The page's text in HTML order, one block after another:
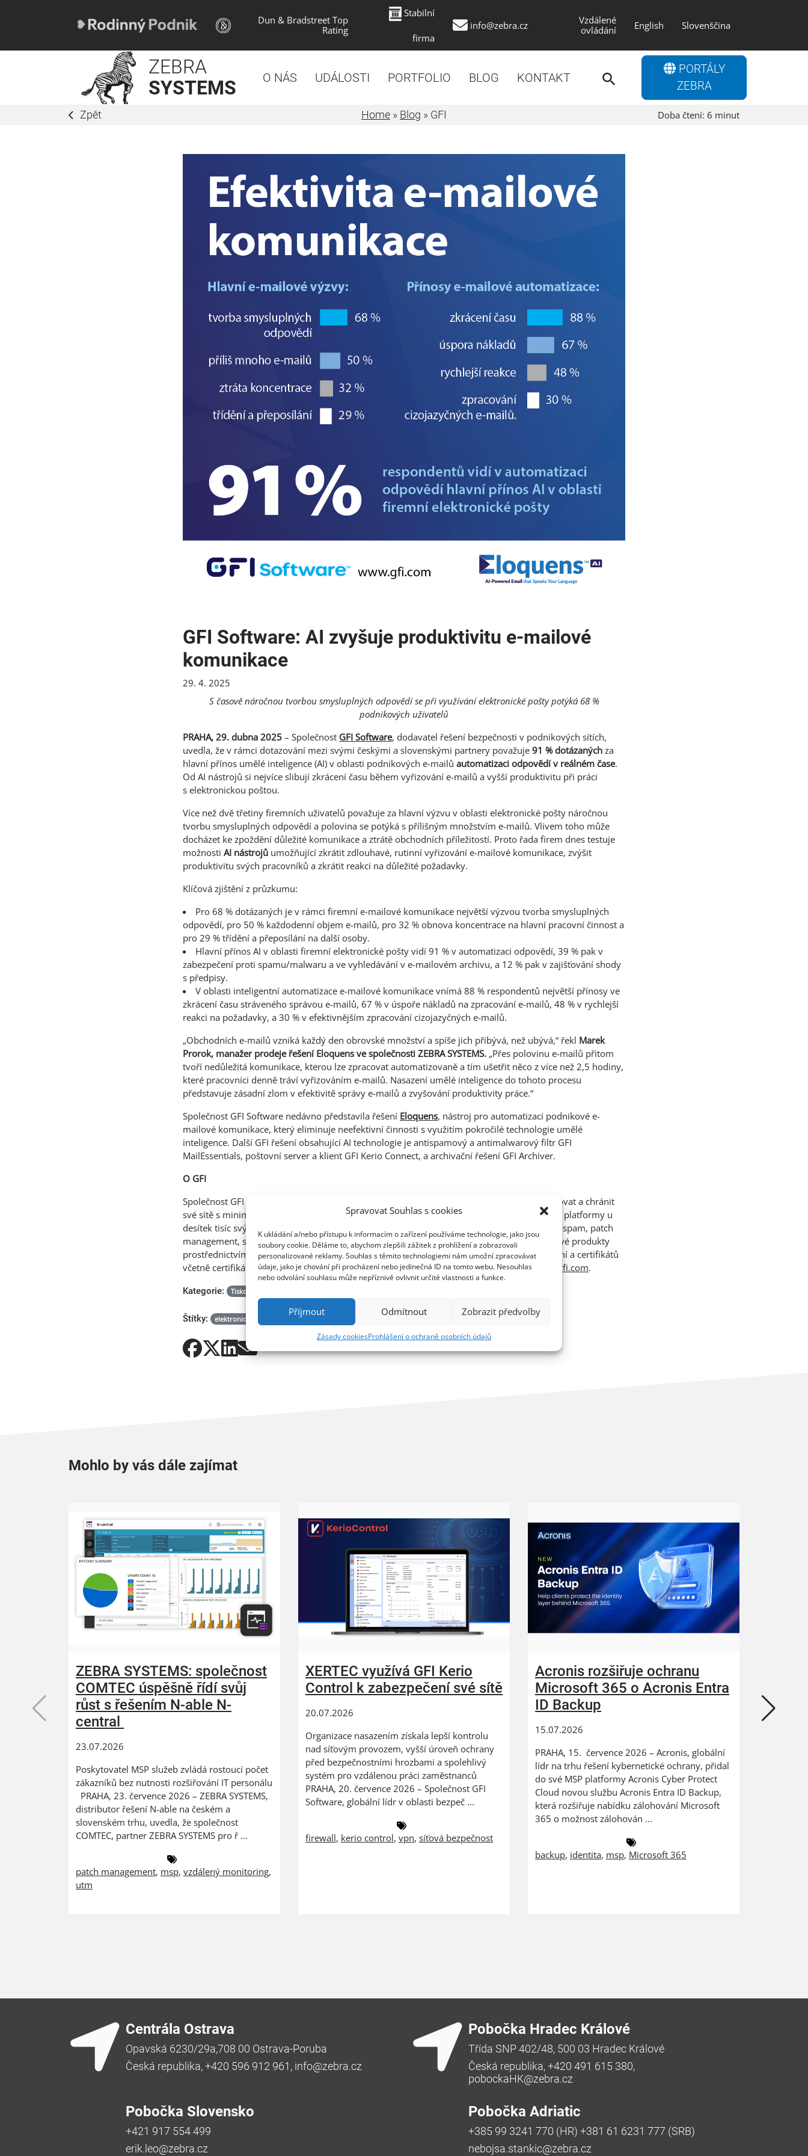
Spravovat Souhlas s cookies
K ukládání a/nebo přístupu k informacím o zařízení používáme technologie, jako jsou
soubory cookie. Děláme to, abychom zlepšili zážitek z prohlížení a zobrazovali
personalizované reklamy. Souhlas s těmito technologiemi nám umožní zpracovávat
údaje, jako je chování při procházení nebo jedinečná ID na tomto webu. Nesouhlas
nebo odvolání souhlasu může nepříznivě ovlivnit určité vlastnosti a funkce.
Příjmout Odmítnout Zobrazit předvolby
Zásady cookiesProhlášení o ochraně osobních údajů
Dun & Bradstreet Top
Rating
Stabilní
firma
info@zebra.cz
Vzdálené
ovládání
English Slovenščina
ZEBRA
SYSTEMS
O NÁS UDÁLOSTI PORTFOLIO BLOG KONTAKT
PORTÁLY
ZEBRA
Zpět Home » Blog » GFI Doba čtení: 6 minut
GFI Software: AI zvyšuje produktivitu e-mailové
komunikace
29. 4. 2025
S časově náročnou tvorbou smysluplných odpovědí se při využívání elektronické pošty potýká 68 %
podnikových uživatelů
PRAHA, 29. dubna 2025 – Společnost GFI Software, dodavatel řešení bezpečnosti v podnikových sítích,
uvedla, že v rámci dotazování mezi svými českými a slovenskými partnery považuje 91 % dotázaných za
hlavní přínos umělé inteligence (AI) v oblasti podnikových e-mailů automatizaci odpovědí v reálném čase.
Od AI nástrojů si nejvíce slibují zkrácení času během vyřizování e-mailů a vyšší produktivitu při práci
s elektronickou poštou.
Více než dvě třetiny firemních uživatelů považuje za hlavní výzvu v oblasti elektronické pošty náročnou
tvorbu smysluplných odpovědí a polovina se potýká s přílišným množstvím e-mailů. Vlivem toho může
docházet ke zpoždění důležité komunikace a ztrátě obchodních příležitostí. Proto řada firem dnes testuje
možnosti AI nástrojů umožňující zkrátit zdlouhavé, rutinní vyřizování e-mailové komunikace, zvýšit
produktivitu svých pracovníků a zkrátit reakci na důležité požadavky.
Klíčová zjištění z průzkumu:
Pro 68 % dotázaných je v rámci firemní e-mailové komunikace největší výzvou tvorba smysluplných
odpovědí, pro 50 % každodenní objem e-mailů, pro 32 % obnova koncentrace na hlavní pracovní činnost a
pro 29 % třídění a přeposílání na další osoby.
Hlavní přínos AI v oblasti firemní elektronické pošty vidí 91 % v automatizaci odpovědí, 39 % pak v
zabezpečení proti spamu/malwaru a ve vyhledávání v e-mailovém archivu, a 12 % pak v zajišťování shody
s předpisy.
V oblasti inteligentní automatizace e-mailové komunikace vnímá 88 % respondentů největší přínosy ve
zkrácení času stráveného správou e-mailů, 67 % v úspoře nákladů na zpracování e-mailů, 48 % v rychlejší
reakci na požadavky, a 30 % v efektivnějším zpracování cizojazyčných e-mailů.
„Obchodních e-mailů vzniká každý den obrovské množství a spíše jich přibývá, než ubývá,“ řekl Marek
Prorok, manažer prodeje řešení Eloquens ve společnosti ZEBRA SYSTEMS. „Přes polovinu e-mailů přitom
tvoří nedůležitá komunikace, kterou lze zpracovat automatizovaně a tím ušetřit něco z více než 2,5 hodiny,
které pracovníci denně tráví vyřizováním e-mailů. Nasazení umělé inteligence do tohoto procesu
představuje zásadní zlom v efektivitě správy e-mailů a zvyšování produktivity práce.“
Společnost GFI Software nedávno představila řešení Eloquens, nástroj pro automatizaci podnikové e-
mailové komunikace, který eliminuje neefektivní činnosti s využitím pokročilé technologie umělé
inteligence. Další GFI řešení obsahující AI technologie je antispamový a antimalwarový filtr GFI
MailEssentials, poštovní server a klient GFI Kerio Connect, a archivační řešení GFI Archiver.
O GFI
Společnost GFI Software vyvíjí špičková IT řešení umožňující podnikům monitorovat, spravovat a chránit
své sítě s minimálními potřebami administrace. GFI podporuje komunikační a bezpečnostní platformy u
desítek tisíc svých zákazníků s využitím řešení pro zabezpečení sítí, webový monitoring, antispam, patch
management, správu zranitelnosti, elektronickou poštu, faxování a archivaci. GFI prodává své produkty
prostřednictvím globální sítě tisíců prodejních partnerů. Společnost je držitelem řady ocenění a certifikátů
včetně certifikátu Microsoft Gold ISV Partner. Více o GFI Software naleznete nahttp://www.gfi.com.
Kategorie: Tiskové zprávy
Štítky: elektronická pošta e-maily
Mohlo by vás dále zajímat
ZEBRA SYSTEMS: společnost
COMTEC úspěšně řídí svůj
růst s řešením N-able N-
central
23.07.2026
Poskytovatel MSP služeb zvládá rostoucí počet
zákazníků bez nutnosti rozšiřování IT personálu
PRAHA, 23. července 2026 – ZEBRA SYSTEMS,
distributor řešení N-able na českém a
slovenském trhu, uvedla, že společnost
COMTEC, partner ZEBRA SYSTEMS pro ř ...
patch management, msp, vzdálený monitoring,
utm
XERTEC využívá GFI Kerio
Control k zabezpečení své sítě
20.07.2026
Organizace nasazením získala lepší kontrolu
nad síťovým provozem, vyšší úroveň ochrany
před bezpečnostními hrozbami a spolehlivý
systém pro vzdálenou práci zaměstnanců
PRAHA, 20. července 2026 – Společnost GFI
Software, globální lídr v oblasti bezpeč ...
firewall, kerio control, vpn, síťová bezpečnost
Acronis rozšiřuje ochranu
Microsoft 365 o Acronis Entra
ID Backup
15.07.2026
PRAHA, 15. července 2026 – Acronis, globální
lídr na trhu řešení kybernetické ochrany, přidal
do své MSP platformy Acronis Cyber Protect
Cloud novou službu Acronis Entra ID Backup,
která rozšiřuje nabídku zálohování Microsoft
365 o možnost zálohován ...
backup, identita, msp, Microsoft 365
Centrála Ostrava
Opavská 6230/29a,708 00 Ostrava-Poruba
Česká republika, +420 596 912 961, info@zebra.cz
Pobočka Hradec Králové
Třída SNP 402/48, 500 03 Hradec Králové
Česká republika, +420 491 615 380,
pobockaHK@zebra.cz
Pobočka Slovensko
+421 917 554 499
erik.leo@zebra.cz
Pobočka Adriatic
+385 99 3241 770 (HR) +381 61 6231 777 (SRB)
nebojsa.stankic@zebra.cz